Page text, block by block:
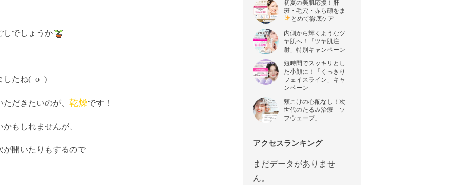
しでしょうか
したね(+o+)
だきたいのが、 乾燥です！
もしれませんが、
が開いたりもするので
初夏の美肌応援！肝
斑・毛穴・赤ら顔をま
とめて徹底ケア
内側から輝くようなツ
ヤ肌へ！「ツヤ肌注
射」特別キャンペーン
短時間でスッキリとし
た小顔に！「くっきり
フェイスライン」キャ
ンペーン
頬こけの心配なし！次
世代のたるみ治療「ソ
フウェーブ」
アクセスランキング
まだデータがありませ
ん。